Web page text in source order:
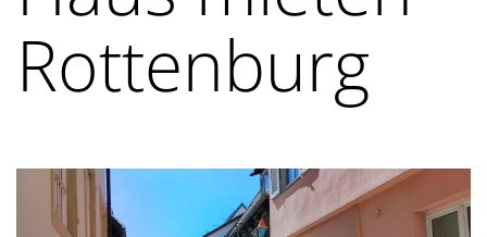
Rottenburg